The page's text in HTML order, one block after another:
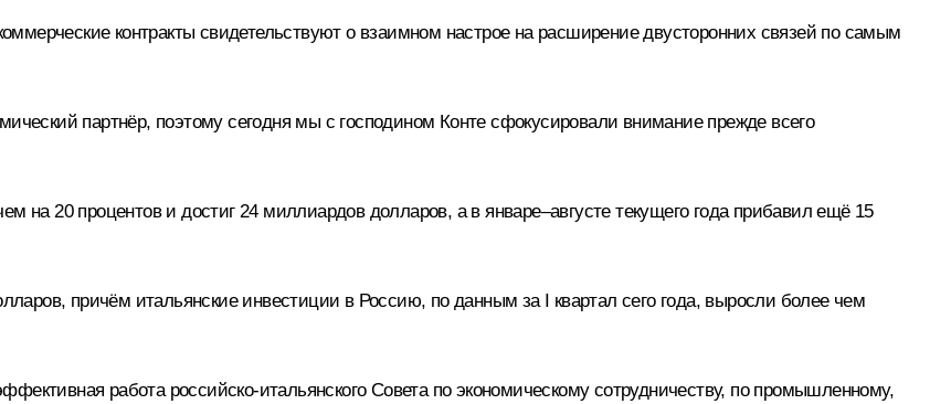
контракты свидетельствуют о взаимном настрое на расширение двусторонних связей по самым
партнёр, поэтому сегодня мы с господином Конте сфокусировали внимание прежде всего
на 20 процентов и достиг 24 миллиардов долларов, а в январе–августе текущего года прибавил ещё 15
причём итальянские инвестиции в Россию, по данным за I квартал сего года, выросли более чем
работа российско-итальянского Совета по экономическому сотрудничеству, по промышленному,